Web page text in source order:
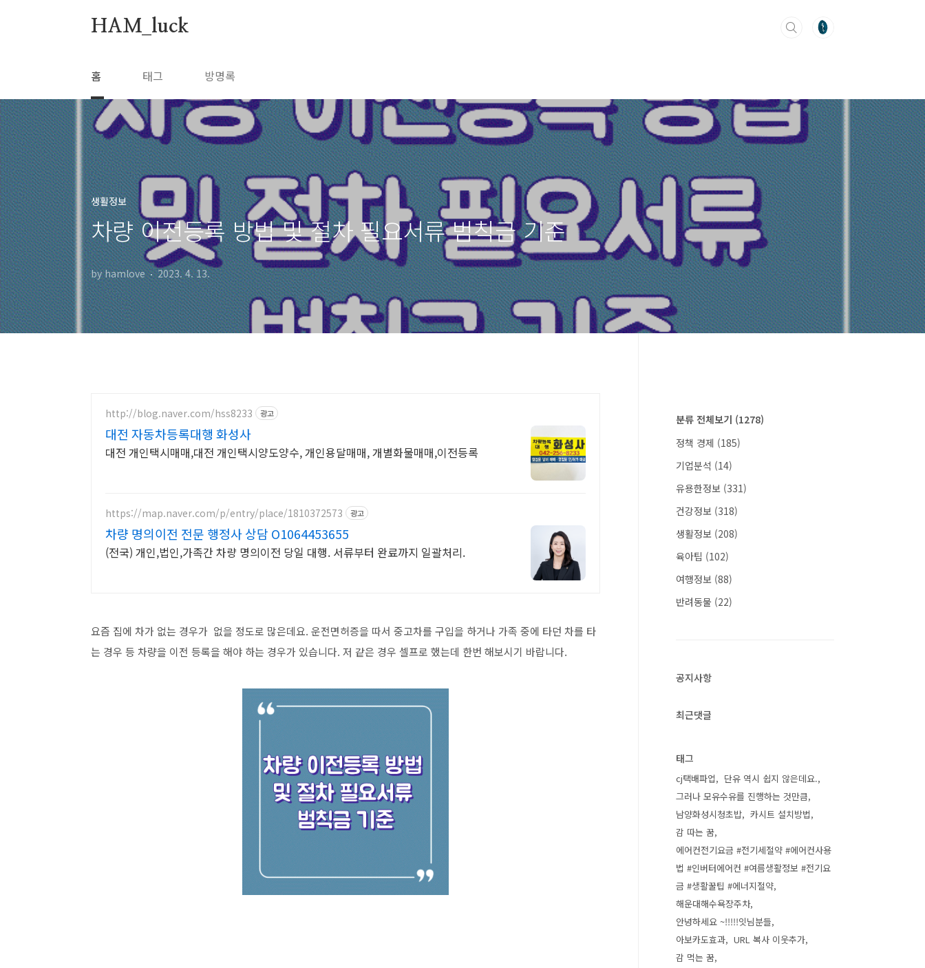
HAM_luck
홈 태그 방명록
생활정보
차량 이전등록 방법 및 절차 필요서류 범칙금 기준
by hamlove 2023. 4. 13.
http://blog.naver.com/hss8233 광고
대전 자동차등록대행 화성사
대전 개인택시매매,대전 개인택시양도양수, 개인용달매매, 개별화물매매,이전등록
https://map.naver.com/p/entry/place/1810372573 광고
차량 명의이전 전문 행정사 상담 O1064453655
(전국) 개인,법인,가족간 차량 명의이전 당일 대행. 서류부터 완료까지 일괄처리.
요즘 집에 차가 없는 경우가 없을 정도로 많은데요. 운전면허증을 따서 중고차를 구입을 하거나 가족 중에 타던 차를 타
는 경우 등 차량을 이전 등록을 해야 하는 경우가 있습니다. 저 같은 경우 셀프로 했는데 한번 해보시기 바랍니다.
분류 전체보기 (1278)
정책 경제 (185)
기업분석 (14)
유용한정보 (331)
건강정보 (318)
생활정보 (208)
육아팁 (102)
여행정보 (88)
반려동물 (22)
공지사항
최근댓글
태그
cj택배파업
단유 역시 쉽지 않은데요.
그러나 모유수유를 진행하는 것만큼
남양화성시청초밥
카시트 설치방법
감 따는 꿈
에어컨전기요금 #전기세절약 #에어컨사용
법 #인버터에어컨 #여름생활정보 #전기요
금 #생활꿀팁 #에너지절약
해운대해수욕장주차
안녕하세요 ~!!!!!잇님분들
아보카도효과
URL 복사 이웃추가
감 먹는 꿈